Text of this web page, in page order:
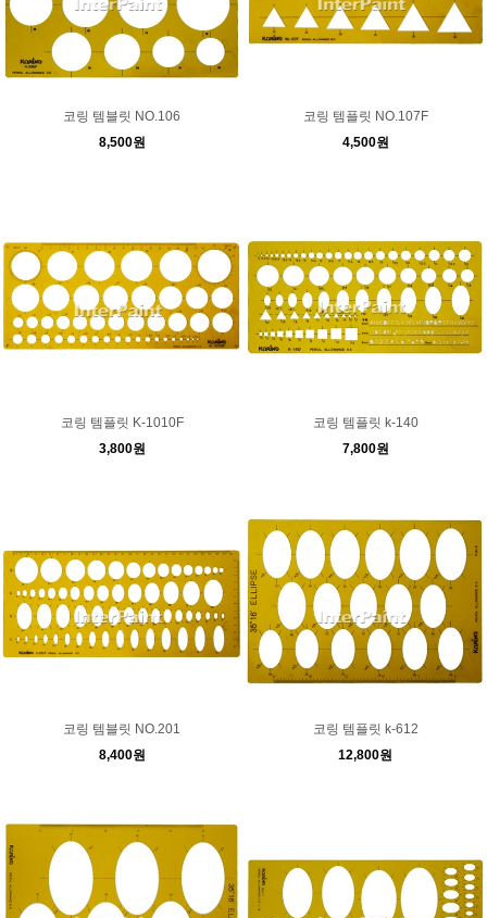
코링 템블릿 NO.106
8,500원
코링 템플릿 NO.107F
4,500원
코링 템플릿 K-1010F
3,800원
코링 템플릿 k-140
7,800원
코링 템블릿 NO.201
8,400원
코링 템플릿 k-612
12,800원